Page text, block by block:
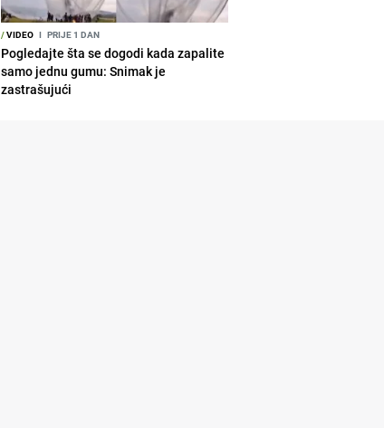
/VIDEO I PRIJE 1 DAN
Pogledajte šta se dogodi kada zapalite
samo jednu gumu: Snimak je
zastrašujući